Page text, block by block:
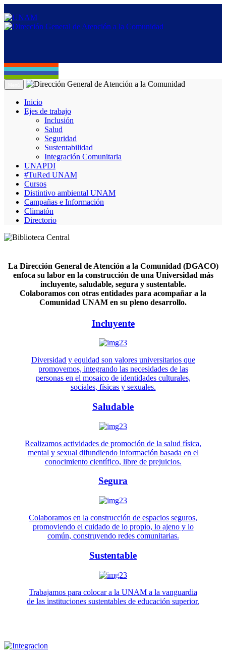
Inicio
Ejes de trabajo
Inclusión
Salud
Seguridad
Sustentabilidad
Integración Comunitaria
UNAPDI
#TuRed UNAM
Cursos
Distintivo ambiental UNAM
Campañas e Información
Climatón
Directorio
La Dirección General de Atención a la Comunidad (DGACO)
enfoca su labor en la construcción de una Universidad más
incluyente, saludable, segura y sustentable.
Colaboramos con otras entidades para acompañar a la
Comunidad UNAM en su pleno desarrollo.
Incluyente
Diversidad y equidad son valores universitarios que
promovemos, integrando las necesidades de las
personas en el mosaico de identidades culturales,
sociales, físicas y sexuales.
Saludable
Realizamos actividades de promoción de la salud física,
mental y sexual difundiendo información basada en el
conocimiento científico, libre de prejuicios.
Segura
Colaboramos en la construcción de espacios seguros,
promoviendo el cuidado de lo propio, lo ajeno y lo
común, construyendo redes comunitarias.
Sustentable
Trabajamos para colocar a la UNAM a la vanguardia
de las instituciones sustentables de educación superior.